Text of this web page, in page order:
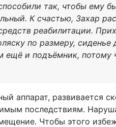
так, чтобы ему
К счастью, Захар
реабилитации.
по размеру, сиденье
ещё и подъёмник, потому
аппарат, развивается
последствиям.
Чтобы этого